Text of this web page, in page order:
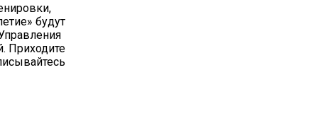
будут
Приходите